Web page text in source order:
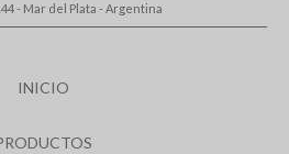
- Mar del Plata - Argentina
INICIO